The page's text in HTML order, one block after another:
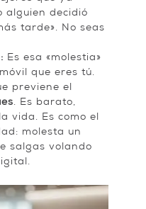
alguien decidió
tarde». No seas
Es esa «molestia»
que eres tú.
previene el
. Es barato,
vida. Es como el
molesta un
salgas volando